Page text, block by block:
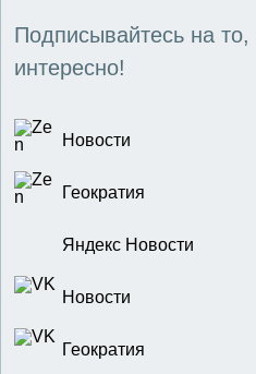
Подписывайтесь на
интересно!
Новости
Геократия
Яндекс Новости
Новости
Геократия